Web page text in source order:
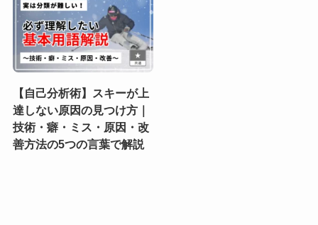
【自己分析術】スキーが上
達しない原因の見つけ方｜
技術・癖・ミス・原因・改
善方法の5つの言葉で解説